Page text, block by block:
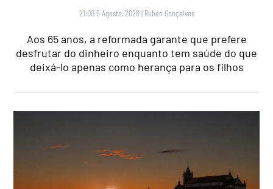
21:00 5 Agosto, 2026 | Rubén Gonçalves
Aos 65 anos, a reformada garante que prefere
desfrutar do dinheiro enquanto tem saúde do que
deixá-lo apenas como herança para os filhos